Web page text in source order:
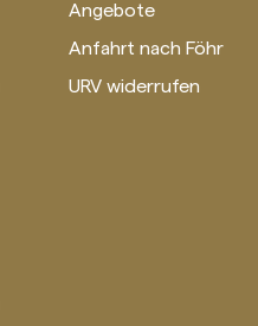
Angebote
Anfahrt nach Föhr
URV widerrufen